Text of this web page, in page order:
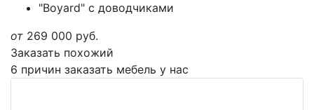
"Boyard" с доводчиками
от 269 000 руб.
Заказать похожий
6 причин заказать мебель у нас